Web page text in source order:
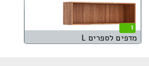
1
מדפים לספרים L